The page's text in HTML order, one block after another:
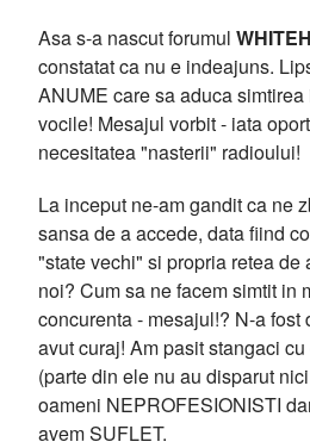
Asa s-a nascut forumul
constatat ca nu e indeajuns.
ANUME care sa aduca simtirea
vocile! Mesajul vorbit - iata
necesitatea "nasterii" radioului!
La inceput ne-am gandit ca ne
sansa de a accede, data fiind
"state vechi" si propria retea de
noi? Cum sa ne facem simtit in
concurenta - mesajul!? N-a fost
avut curaj! Am pasit stangaci
(parte din ele nu au disparut
oameni NEPROFESIONISTI
avem SUFLET.